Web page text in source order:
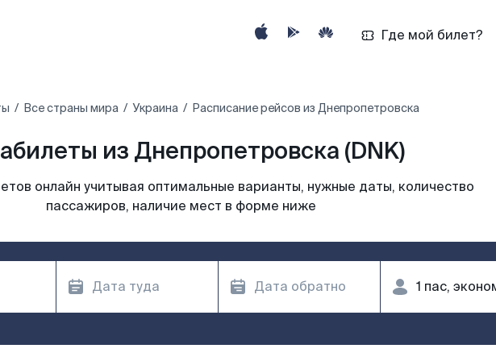
Где мой билет?
Все страны мира Украина Расписание рейсов из Днепропетровска
из Днепропетровска (DNK)
онлайн учитывая оптимальные варианты, нужные даты, количество
пассажиров, наличие мест в форме ниже